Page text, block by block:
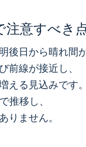
注意すべき
後日から晴れ間
前線が接近し、
える見込みです。
推移し、
りません。